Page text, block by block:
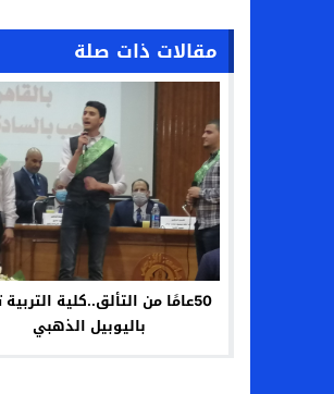
مقالات ذات صلة
50عامًا من التألق..كلية
باليوبيل الذهبي